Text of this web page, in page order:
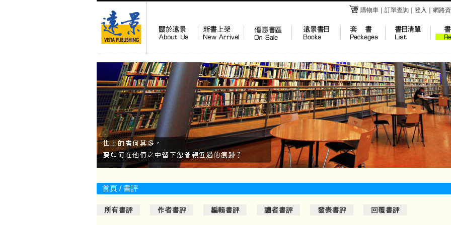
購物車 訂單查詢 登入 網路
首頁 / 書評